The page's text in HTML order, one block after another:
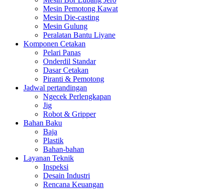
Mesin Pemotong Kawat
Mesin Die-casting
Mesin Gulung
Peralatan Bantu Liyane
Komponen Cetakan
Pelari Panas
Onderdil Standar
Dasar Cetakan
Piranti & Pemotong
Jadwal pertandingan
Ngecek Perlengkapan
Jig
Robot & Gripper
Bahan Baku
Baja
Plastik
Bahan-bahan
Layanan Teknik
Inspeksi
Desain Industri
Rencana Keuangan